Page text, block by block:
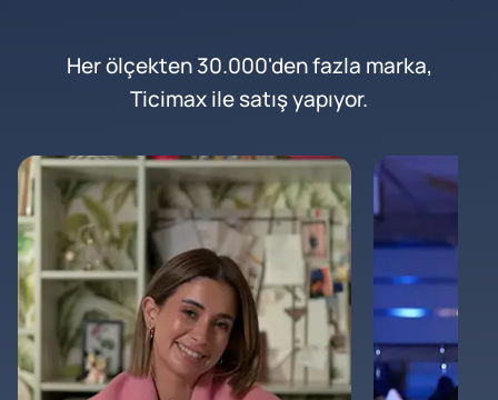
Her ölçekten 30.000'den fazla marka,
Ticimax ile satış yapıyor.